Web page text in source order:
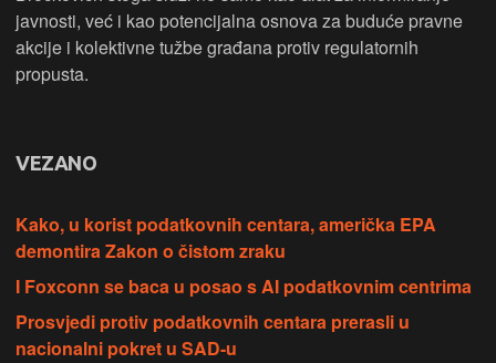
javnosti, već i kao potencijalna osnova za buduće pravne
akcije i kolektivne tužbe građana protiv regulatornih
propusta.
VEZANO
Kako, u korist podatkovnih centara, američka EPA
demontira Zakon o čistom zraku
I Foxconn se baca u posao s AI podatkovnim centrima
Prosvjedi protiv podatkovnih centara prerasli u
nacionalni pokret u SAD-u